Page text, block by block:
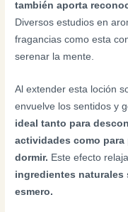
también aporta
Diversos estudios en
fragancias como esta
serenar la mente.
Al extender esta loción
envuelve los sentidos y
ideal tanto para
actividades como para
dormir. Este efecto
ingredientes naturales
esmero.